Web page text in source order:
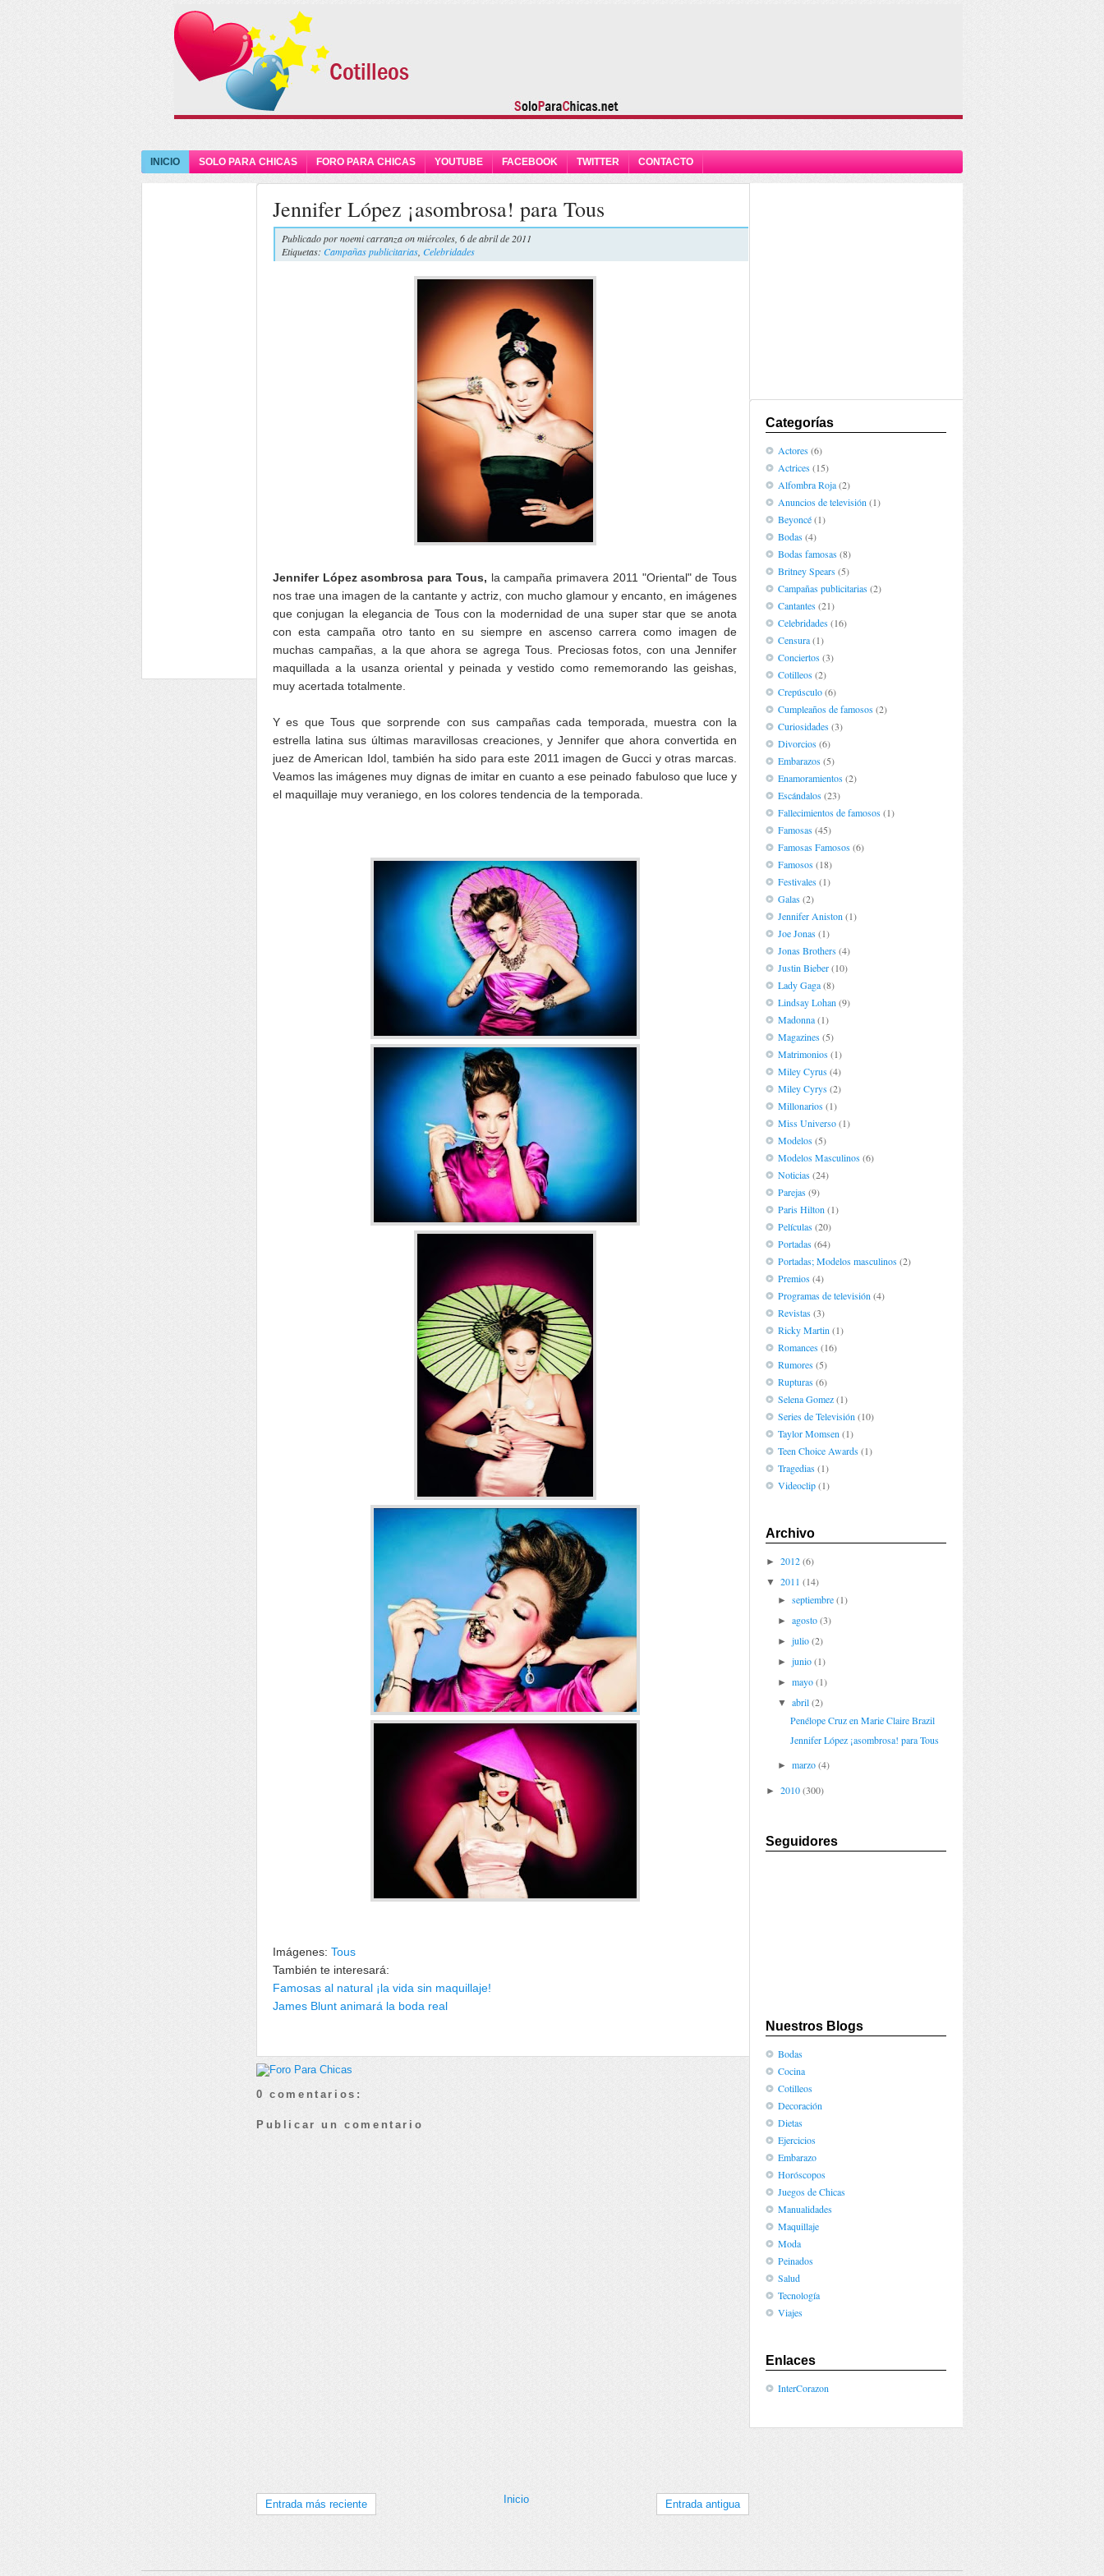
INICIO SOLO PARA CHICAS FORO PARA CHICAS YOUTUBE FACEBOOK TWITTER CONTACTO
Jennifer López ¡asombrosa! para Tous
Publicado pornoemi carranzaon miércoles, 6 de abril de 2011
Etiquetas: Campañas publicitarias Celebridades
Jennifer López asombrosa para Tous, la campaña primavera 2011 "Oriental" de Tous
nos trae una imagen de la cantante y actriz, con mucho glamour y encanto, en imágenes
que conjugan la elegancia de Tous con la modernidad de una super star que se anota
con esta campaña otro tanto en su siempre en ascenso carrera como imagen de
muchas campañas, a la que ahora se agrega Tous. Preciosas fotos, con una Jennifer
maquillada a la usanza oriental y peinada y vestido como rememorando las geishas,
muy acertada totalmente.
Y es que Tous que sorprende con sus campañas cada temporada, muestra con la
estrella latina sus últimas maravillosas creaciones, y Jennifer que ahora convertida en
juez de American Idol, también ha sido para este 2011 imagen de Gucci y otras marcas.
Veamos las imágenes muy dignas de imitar en cuanto a ese peinado fabuloso que luce y
el maquillaje muy veraniego, en los colores tendencia de la temporada.
Imágenes: Tous
También te interesará:
Famosas al natural ¡la vida sin maquillaje!
James Blunt animará la boda real
0 comentarios:
Publicar un comentario
Entrada más reciente Entrada antigua
Inicio
Categorías
Actores(6)
Actrices(15)
Alfombra Roja(2)
Anuncios de televisión (1)
Beyoncé(1)
Bodas(4)
Bodas famosas(8)
Britney Spears(5)
Campañas publicitarias(2)
Cantantes(21)
Celebridades(16)
Censura(1)
Conciertos(3)
Cotilleos(2)
Crepúsculo(6)
Cumpleaños de famosos(2)
Curiosidades(3)
Divorcios(6)
Embarazos(5)
Enamoramientos(2)
Escándalos(23)
Fallecimientos de famosos(1)
Famosas(45)
Famosas Famosos(6)
Famosos(18)
Festivales(1)
Galas(2)
Jennifer Aniston (1)
Joe Jonas(1)
Jonas Brothers(4)
Justin Bieber(10)
Lady Gaga(8)
Lindsay Lohan (9)
Madonna(1)
Magazines(5)
Matrimonios(1)
Miley Cyrus(4)
Miley Cyrys(2)
Millonarios(1)
Miss Universo(1)
Modelos(5)
Modelos Masculinos(6)
Noticias(24)
Parejas(9)
Paris Hilton (1)
Películas(20)
Portadas(64)
Portadas; Modelos masculinos(2)
Premios(4)
Programas de televisión (4)
Revistas(3)
Ricky Martin (1)
Romances(16)
Rumores(5)
Rupturas(6)
Selena Gomez(1)
Series de Televisión (10)
Taylor Momsen (1)
Teen Choice Awards(1)
Tragedias(1)
Videoclip(1)
Archivo
► 2012(6)
▼ 2011 (14)
►septiembre (1)
►agosto (3)
►julio (2)
►junio (1)
►mayo (1)
▼abril (2)
Penélope Cruz en Marie Claire Brazil
Jennifer López ¡asombrosa! para Tous
►marzo (4)
► 2010(300)
Seguidores
Nuestros Blogs
Bodas
Cocina
Cotilleos
Decoración
Dietas
Ejercicios
Embarazo
Horóscopos
Juegos de Chicas
Manualidades
Maquillaje
Moda
Peinados
Salud
Tecnología
Viajes
Enlaces
InterCorazon